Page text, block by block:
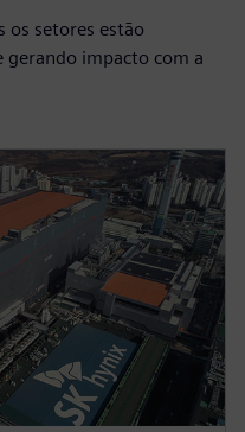
os setores estão
gerando impacto com a